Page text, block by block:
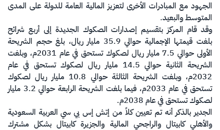
الجهود مع المبادرات الأخرى لتعزيز المالية العامة للدولة على المدى
المتوسط والبعيد.
وقد قام المركز بتقسيم إصدارات الصكوك الجديدة إلى أربع شرائح
بلغت قيمتها الإجمالية حوالي 35.9 مليار ريال، بلغ حجم الشريحة
الأولى حوالي 7.5 مليار ريال لصكوك تستحق في عام 2031م، وبلغت
الشريحة الثانية حوالي 14.5 مليار ريال لصكوك تستحق في عام
2032م، وبلغت الشريحة الثالثة حوالي 10.8 مليار ريال لصكوك
تستحق في عام 2033م، فيما بلغت الشريحة الرابعة حوالي 3.2 مليار
لصكوك تستحق في عام 2038م.
الجدير بالذكر أنه تم تعيين كلاً من إتش إس بي سي العربية السعودية
والأهلي كابيتال والراجحي المالية والجزيرة كابيتال بشكل مشترك